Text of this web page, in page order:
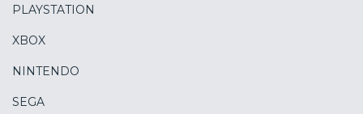
PLAYSTATION
XBOX
NINTENDO
SEGA